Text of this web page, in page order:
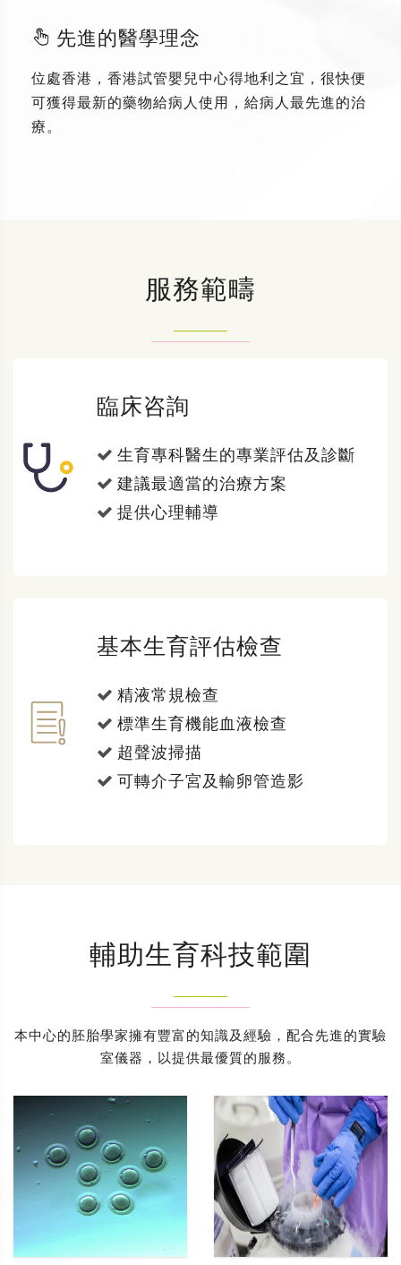
先進的醫學理念
位處香港，香港試管嬰兒中心得地利之宜，很快便
可獲得最新的藥物給病人使用，給病人最先進的治
療。
服務範疇
臨床咨詢
生育專科醫生的專業評估及診斷
建議最適當的治療方案
提供心理輔導
基本生育評估檢查
精液常規檢查
標準生育機能血液檢查
超聲波掃描
可轉介子宮及輸卵管造影
輔助生育科技範圍
本中心的胚胎學家擁有豐富的知識及經驗，配合先進的實驗
室儀器，以提供最優質的服務。